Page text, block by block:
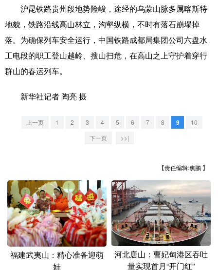
彩票 娱乐 时尚 悦读
公益 一带一路 亚太网 上市公司
文化产业
地方频道
山西
吉林 上海
广东 广西 海南 重庆
四川 贵州 云南 西藏
陕西 甘肃 青海 宁夏
新疆 内蒙古 黑龙江
沪昆铁路贵州段地势险峻，途经的乌蒙山脉多属喀斯特
地貌，铁路沿线高山林立，沟壑纵横，不时有落石崩塌掉
落。为确保列车安全运行，中国铁路成都局集团公司六盘水
工电段的职工登山越岭、搜山扫危，在高山之上守护着穿行
群山的春运列车。
新华社记者 陶亮 摄
上一页 1 2 3 4 5 6 7 8 9
10
下一页
>>|
【责任编辑:焦鹏 】
福建武夷山：精心准备迎萌
娃
河北唐山：曹妃甸港区吞吐
量实现首月“开门红”